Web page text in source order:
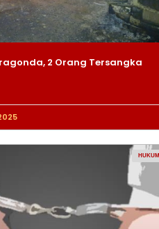
2 Orang Tersangka
HUKUM